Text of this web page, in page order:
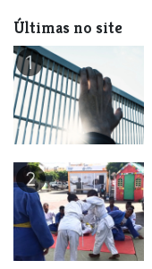
Últimas no site
1
2